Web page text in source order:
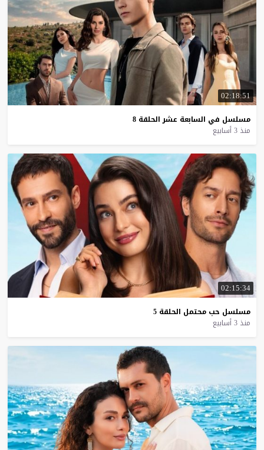
02:18:51
مسلسل في السابعة عشر الحلقة 8
منذ 3 أسابيع
02:15:34
مسلسل حب محتمل الحلقة 5
منذ 3 أسابيع